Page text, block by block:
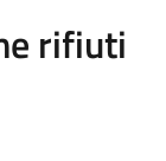
rifiuti